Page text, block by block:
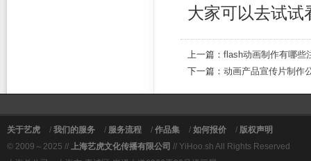
大家可以去试试
上一篇： flash动画制作有哪些
下一篇： 动画产品宣传片制作
关于艺虎 / 我们的服务 / 服务流程 / 作品集 / 如何报价 / 版权声明
© 2009～2025 // 上海艺虎文化传播有限公司 // YiHoo.sh All Rights Reserved